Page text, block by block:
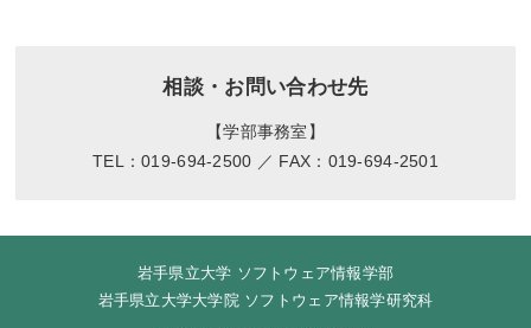
相談・お問い合わせ先
【学部事務室】
TEL：019-694-2500 ／ FAX：019-694-2501
岩手県立大学 ソフトウェア情報学部
岩手県立大学大学院 ソフトウェア情報学研究科